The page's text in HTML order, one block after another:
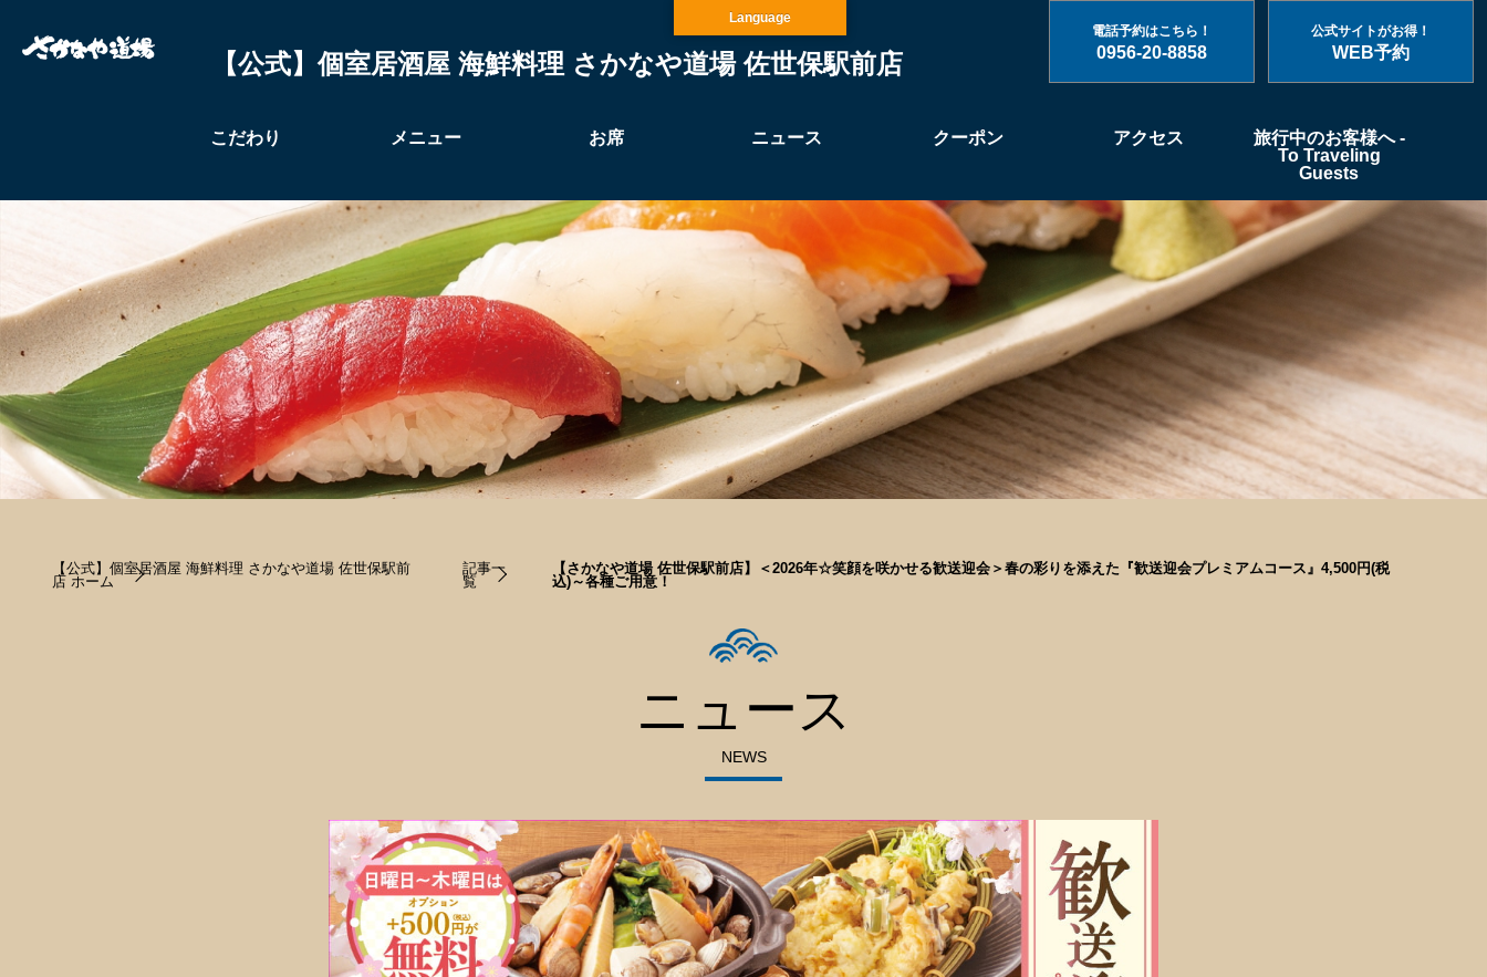
【公式】個室居酒屋 海鮮料理 さかなや道場 佐世保駅前店
電話予約はこちら！
0956-20-8858
公式サイトがお得！
WEB予約
こだわり メニュー お席 ニュース クーポン アクセス
旅行中のお客様へ -
To Traveling
Guests
【公式】個室居酒屋 海鮮料理 さかなや道場 佐世保駅前
店 ホーム
記事一
覧
【さかなや道場 佐世保駅前店】＜2026年☆笑顔を咲かせる歓送迎会＞春の彩りを添えた『歓送迎会プレミアムコース』4,500円(税
込)～各種ご用意！
ニュース
NEWS
Language